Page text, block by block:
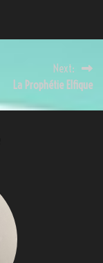
Next:
La Prophétie Elfique